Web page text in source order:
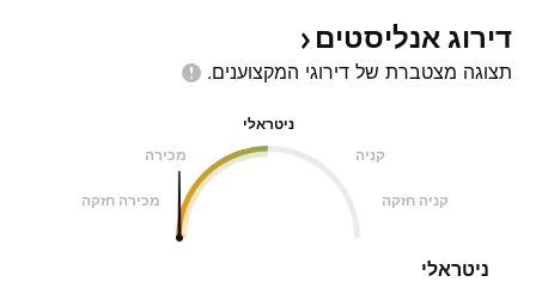
דירוג אנליסטים
תצוגה מצטברת של דירוגי המקצוענים.
ניטראלי
מכירה
קניה
מכירה חזקה קניה חזקה
ניטראלי